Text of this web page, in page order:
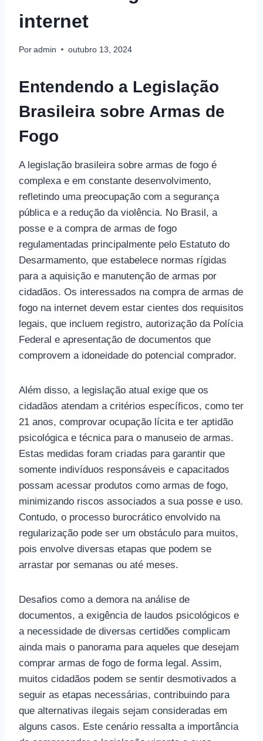
internet
Por admin outubro 13, 2024
Entendendo a Legislação
Brasileira sobre Armas de
Fogo
A legislação brasileira sobre armas de fogo é
complexa e em constante desenvolvimento,
refletindo uma preocupação com a segurança
pública e a redução da violência. No Brasil, a
posse e a compra de armas de fogo
regulamentadas principalmente pelo Estatuto do
Desarmamento, que estabelece normas rígidas
para a aquisição e manutenção de armas por
cidadãos. Os interessados na compra de armas de
fogo na internet devem estar cientes dos requisitos
legais, que incluem registro, autorização da Polícia
Federal e apresentação de documentos que
comprovem a idoneidade do potencial comprador.
Além disso, a legislação atual exige que os
cidadãos atendam a critérios específicos, como ter
21 anos, comprovar ocupação lícita e ter aptidão
psicológica e técnica para o manuseio de armas.
Estas medidas foram criadas para garantir que
somente indivíduos responsáveis e capacitados
possam acessar produtos como armas de fogo,
minimizando riscos associados a sua posse e uso.
Contudo, o processo burocrático envolvido na
regularização pode ser um obstáculo para muitos,
pois envolve diversas etapas que podem se
arrastar por semanas ou até meses.
Desafios como a demora na análise de
documentos, a exigência de laudos psicológicos e
a necessidade de diversas certidões complicam
ainda mais o panorama para aqueles que desejam
comprar armas de fogo de forma legal. Assim,
muitos cidadãos podem se sentir desmotivados a
seguir as etapas necessárias, contribuindo para
que alternativas ilegais sejam consideradas em
alguns casos. Este cenário ressalta a importância